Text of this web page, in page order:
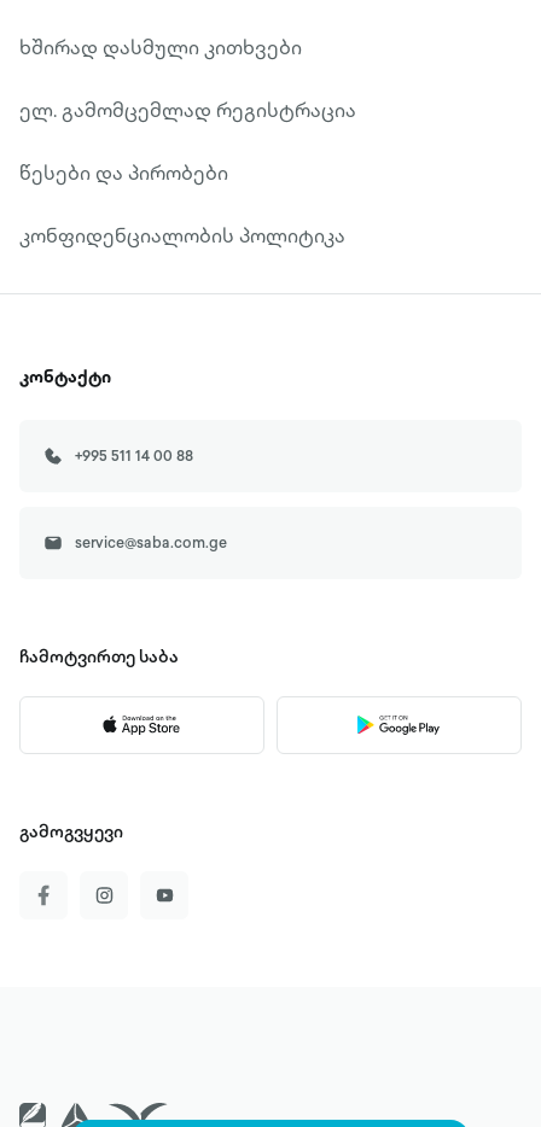
ხშირად დასმული კითხვები
ელ. გამომცემლად რეგისტრაცია
წესები და პირობები
კონფიდენციალობის პოლიტიკა
კონტაქტი
+995 511 14 00 88
service@saba.com.ge
ჩამოტვირთე საბა
გამოგვყევი